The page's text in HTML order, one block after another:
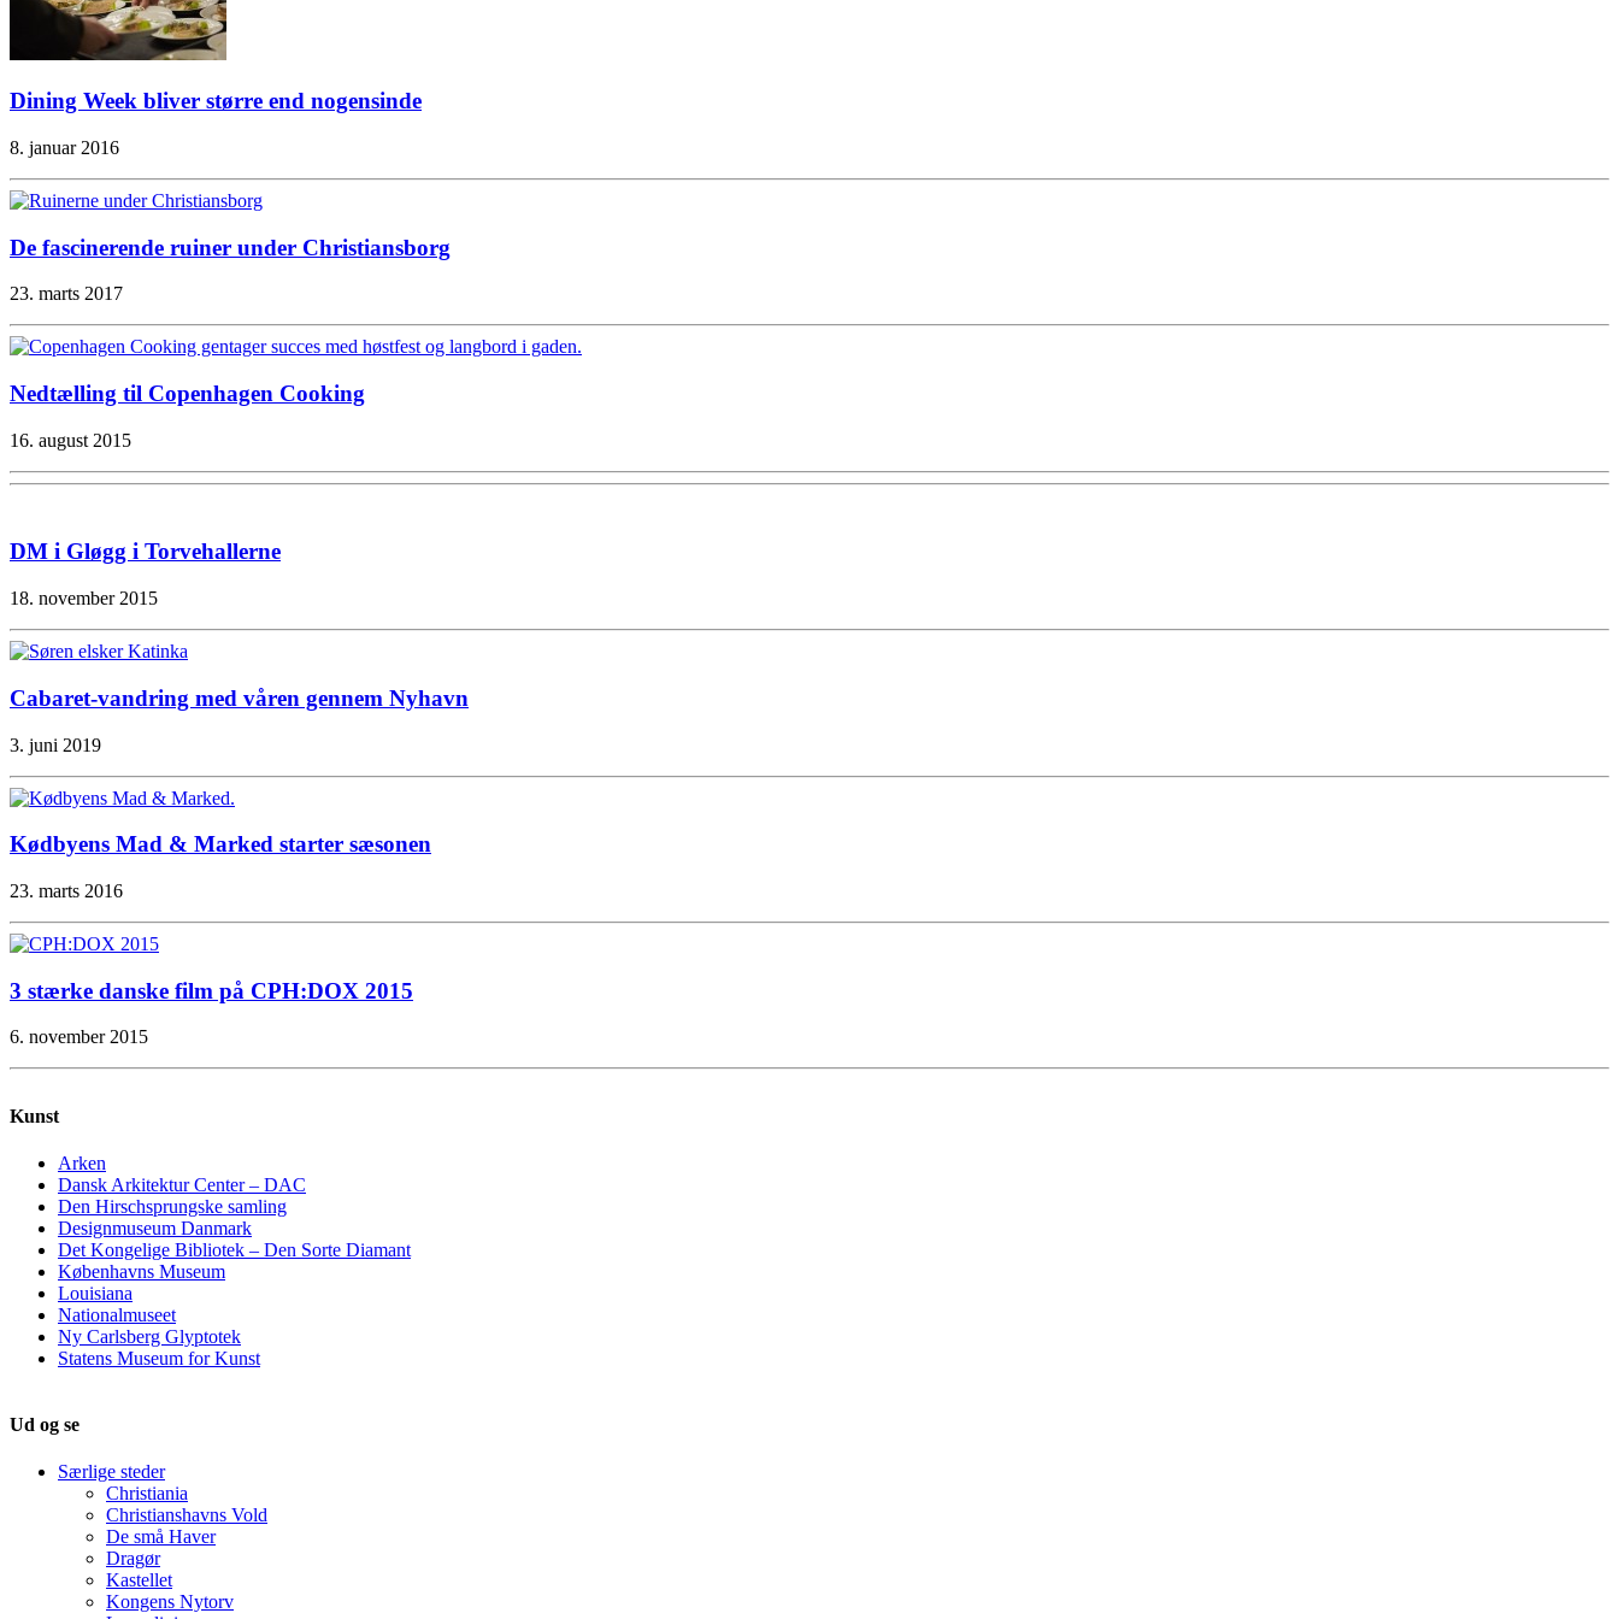
Dining Week bliver større end nogensinde
8. januar 2016
De fascinerende ruiner under Christiansborg
23. marts 2017
Nedtælling til Copenhagen Cooking
16. august 2015
DM i Gløgg i Torvehallerne
18. november 2015
Cabaret-vandring med våren gennem Nyhavn
3. juni 2019
Kødbyens Mad & Marked starter sæsonen
23. marts 2016
3 stærke danske film på CPH:DOX 2015
6. november 2015
Kunst
Arken
Dansk Arkitektur Center – DAC
Den Hirschsprungske samling
Designmuseum Danmark
Det Kongelige Bibliotek – Den Sorte Diamant
Københavns Museum
Louisiana
Nationalmuseet
Ny Carlsberg Glyptotek
Statens Museum for Kunst
Ud og se
Særlige steder
Christiania
Christianshavns Vold
De små Haver
Dragør
Kastellet
Kongens Nytorv